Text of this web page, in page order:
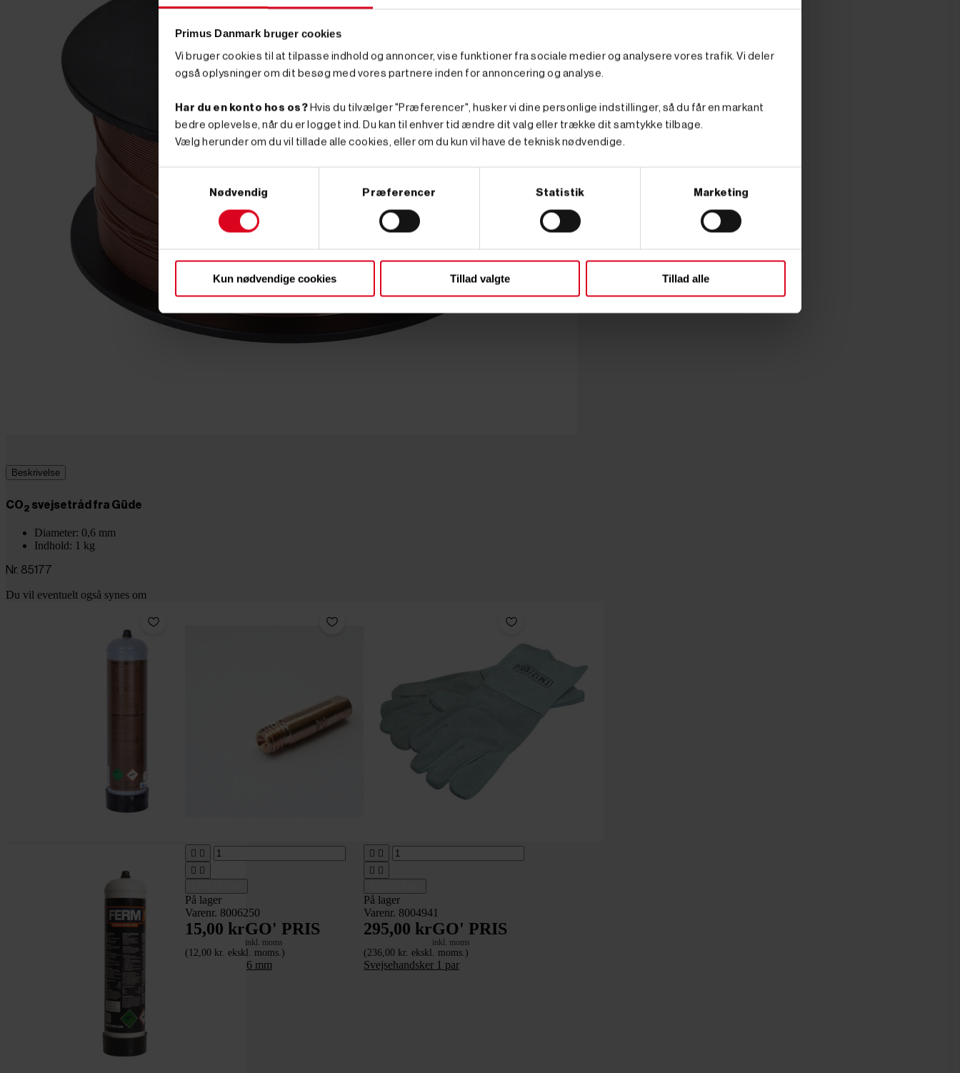
Primus Danmark bruger cookies
Vi bruger cookies til at tilpasse indhold og annoncer, vise funktioner fra sociale medier og analysere vores trafik. Vi deler
også oplysninger om dit besøg med vores partnere inden for annoncering og analyse.
Har du en konto hos os? Hvis du tilvælger "Præferencer", husker vi dine personlige indstillinger, så du får en markant
bedre oplevelse, når du er logget ind. Du kan til enhver tid ændre dit valg eller trække dit samtykke tilbage.
Vælg herunder om du vil tillade alle cookies, eller om du kun vil have de teknisk nødvendige.
Nødvendig Præferencer Statistik Marketing
Kun nødvendige cookies Tillad valgte Tillad alle
Beskrivelse
CO2 svejsetråd fra Güde
Diameter: 0,6 mm
Indhold: 1 kg
Nr. 85177
Du vil eventuelt også synes om
 
 
På lager
Varenr. 8006250
15,00 krGO' PRIS
inkl. moms
(12,00 kr. ekskl. moms.)
Svejsedyse 0,6 mm
 
 
På lager
Varenr. 8004941
295,00 krGO' PRIS
inkl. moms
(236,00 kr. ekskl. moms.)
Svejsehandsker 1 par